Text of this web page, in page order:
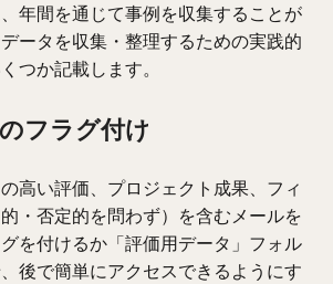
年間を通じて事例を収集することが
ータを収集・整理するための実践的
つか記載します。
フラグ付け
高い評価、プロジェクト成果、フィ
・否定的を問わず）を含むメールを
を付けるか「評価用データ」フォル
後で簡単にアクセスできるようにす